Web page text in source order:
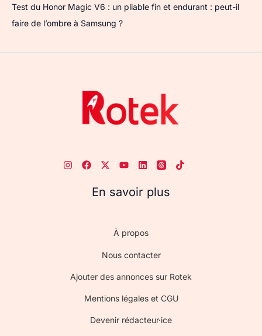
Test du Honor Magic V6 : un pliable fin et endurant : peut-il
faire de l’ombre à Samsung ?
En savoir plus
À propos
Nous contacter
Ajouter des annonces sur Rotek
Mentions légales et CGU
Devenir rédacteur·ice